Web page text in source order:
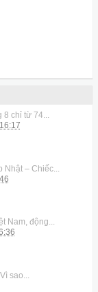
8 chỉ từ 74...
– Chiếc...
Nam, động...
sao...